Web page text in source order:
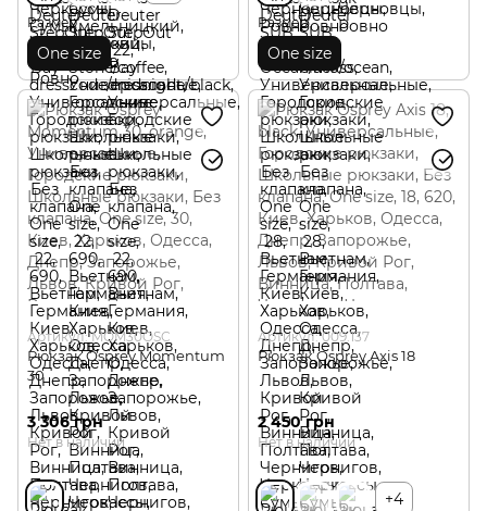
Размер
One size
Размер
One size
Артикул: MOM30OSC
Рюкзак Osprey Momentum
30
3 306 грн
Нет в наличии
Артикул: 009.137
Рюкзак Osprey Axis 18
2 450 грн
Нет в наличии
+4